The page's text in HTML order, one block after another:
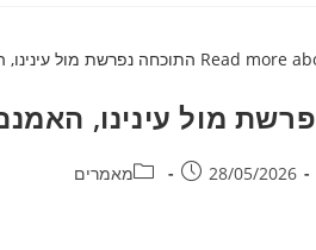
מול עינינו,
28/05/2026 מאמרים
דוד